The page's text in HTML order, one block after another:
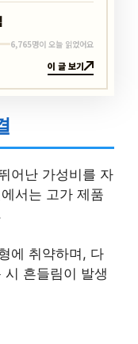
6,765명이 오늘 읽었어요
이 글 보기
어난 가성비를 자
서는 고가 제품
에 취약하며, 다
흔들림이 발생